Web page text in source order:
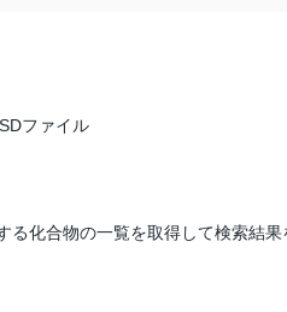
ファイル
化合物の一覧を取得して検索結